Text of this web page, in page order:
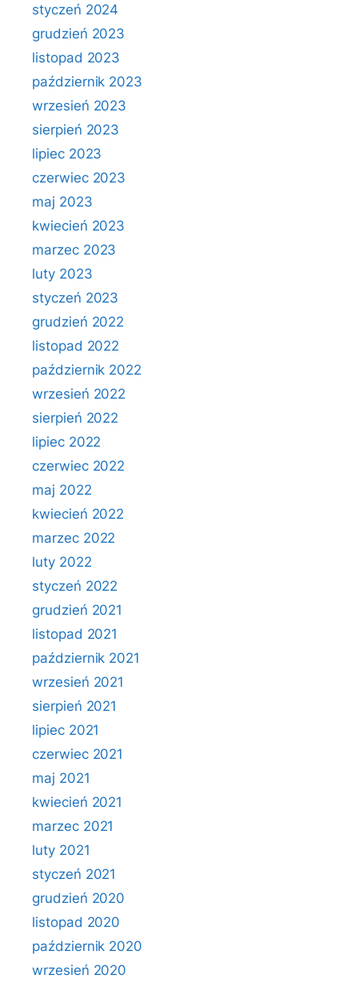
styczeń 2024
grudzień 2023
listopad 2023
październik 2023
wrzesień 2023
sierpień 2023
lipiec 2023
czerwiec 2023
maj 2023
kwiecień 2023
marzec 2023
luty 2023
styczeń 2023
grudzień 2022
listopad 2022
październik 2022
wrzesień 2022
sierpień 2022
lipiec 2022
czerwiec 2022
maj 2022
kwiecień 2022
marzec 2022
luty 2022
styczeń 2022
grudzień 2021
listopad 2021
październik 2021
wrzesień 2021
sierpień 2021
lipiec 2021
czerwiec 2021
maj 2021
kwiecień 2021
marzec 2021
luty 2021
styczeń 2021
grudzień 2020
listopad 2020
październik 2020
wrzesień 2020